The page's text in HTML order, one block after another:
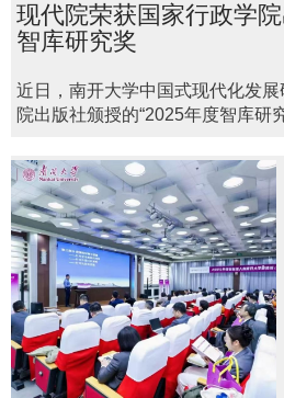
现代院荣获国家行政学
智库研究奖
近日，南开大学中国式现代化发
院出版社颁授的“2025年度智库研